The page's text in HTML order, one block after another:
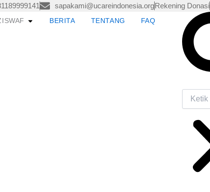
sapakami@ucareindonesia.orgRekening Donasi
Open ZISWAF
BERITA TENTANG FAQ
Search